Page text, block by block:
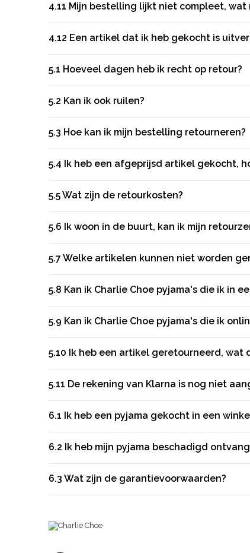
4.11 Mijn bestelling lijkt niet compleet, wat
4.12 Een artikel dat ik heb gekocht is
5.1 Hoeveel dagen heb ik recht op retour?
5.2 Kan ik ook ruilen?
5.3 Hoe kan ik mijn bestelling retourneren?
5.4 Ik heb een afgeprijsd artikel gekocht,
5.5Wat zijn de retourkosten?
5.6 Ik woon in de buurt, kan ik mijn
5.7 Welke artikelen kunnen niet worden
5.8 Kan ik Charlie Choe pyjama's die ik in
5.9 Kan ik Charlie Choe pyjama's die ik
5.10 Ik heb een artikel geretourneerd, wat
5.11 De rekening van Klarna is nog niet
6.1 Ik heb een pyjama gekocht in een
6.2 Ik heb mijn pyjama beschadigd
6.3 Wat zijn de garantievoorwaarden?